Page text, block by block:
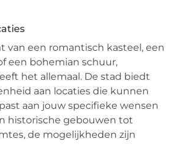
van een romantisch kasteel, een
een bohemian schuur,
het allemaal. De stad biedt
aan locaties die kunnen
aan jouw specifieke wensen
historische gebouwen tot
de mogelijkheden zijn